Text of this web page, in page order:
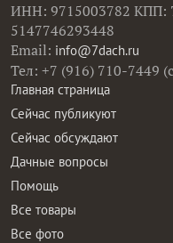
ИНН: 9715003782 КПП:
5147746293448
Email: info@7dach.ru
Тел: +7 (916) 710-7449
Главная страница
Сейчас публикуют
Сейчас обсуждают
Дачные вопросы
Помощь
Все товары
Все фото